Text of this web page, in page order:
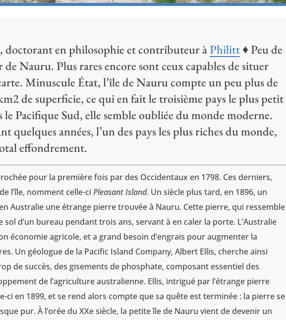
doctorant en philosophie et contributeur àPhilitt♦ Peu de
Nauru. Plus rares encore sont ceux capables de situer
Minuscule État, l’île de Nauru compte un peu plus de
de superficie, ce qui en fait le troisième pays le plus petit
Pacifique Sud, elle semble oubliée du monde moderne.
années, l’un des pays les plus riches du monde,
effondrement.
pour la première fois par des Occidentaux en 1798. Ces derniers,
l’île, nomment celle-ciPleasant Island. Un siècle plus tard, en 1896, un
Australie une étrange pierre trouvée à Nauru. Cette pierre, qui ressemble
d’un bureau pendant trois ans, servant à en caler la porte. L’Australie
économie agricole, et a grand besoin d’engrais pour augmenter la
Un géologue de la Pacific Island Company, Albert Ellis, cherche ainsi
de succès, des gisements de phosphate, composant essentiel des
de l’agriculture australienne. Ellis, intrigué par l’étrange pierre
ci en 1899, et se rend alors compte que sa quête est terminée : la pierre se
pur. À l’orée du XXe siècle, la petite île de Nauru vient de devenir un